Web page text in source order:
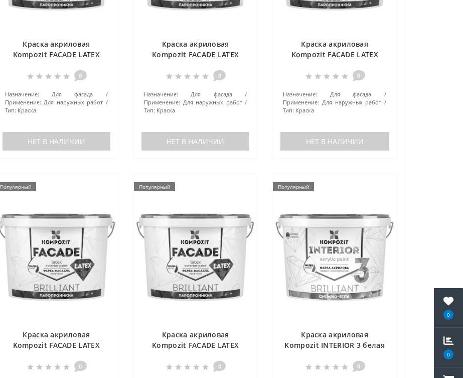
0
0
Краска акриловая
Kompozit FACADE LATEX
0
Назначение:
Для фасада
Применение: Для наружных работ
Тип: Краска
НЕТ В НАЛИЧИИ
Краска акриловая
Kompozit FACADE LATEX
0
Назначение:
Для фасада
Применение: Для наружных работ
Тип: Краска
НЕТ В НАЛИЧИИ
Краска акриловая
Kompozit FACADE LATEX
0
Назначение:
Для фасада
Применение: Для наружных работ
Тип: Краска
НЕТ В НАЛИЧИИ
Популярный
Краска акриловая
Kompozit FACADE LATEX
0
Популярный
Краска акриловая
Kompozit FACADE LATEX
0
Популярный
Краска акриловая
Kompozit INTERIOR 3 белая
0